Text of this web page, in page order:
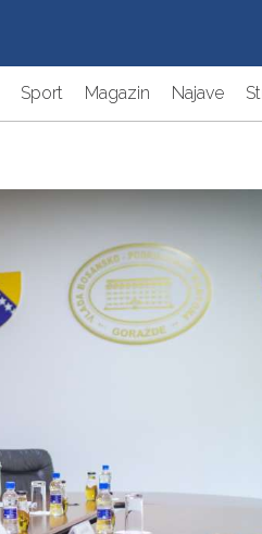
Sport Magazin Najave